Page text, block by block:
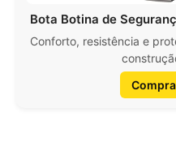
Bota Botina de
Conforto, resistência e